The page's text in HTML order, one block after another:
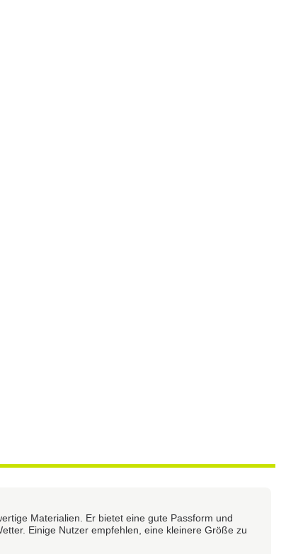
Materialien. Er bietet eine gute Passform und
Einige Nutzer empfehlen, eine kleinere Größe zu